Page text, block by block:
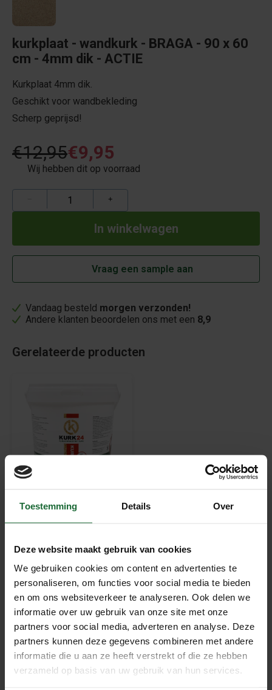
Toestemming Details Over
Deze website maakt gebruik van cookies
We gebruiken cookies om content en advertenties te
personaliseren, om functies voor social media te bieden
en om ons websiteverkeer te analyseren. Ook delen we
informatie over uw gebruik van onze site met onze
partners voor social media, adverteren en analyse. Deze
partners kunnen deze gegevens combineren met andere
informatie die u aan ze heeft verstrekt of die ze hebben
verzameld op basis van uw gebruik van hun services.
kurkplaat - wandkurk - BRAGA - 90 x 60
cm - 4mm dik - ACTIE
Kurkplaat 4mm dik.
Geschikt voor wandbekleding
Scherp geprijsd!
€12,95€9,95
Wij hebben dit op voorraad
+
Vraag een sample aan
Vandaag besteld morgen verzonden!
Andere klanten beoordelen ons met een 8,9
Gerelateerde producten
Kurk24 Tweezijdige
Beschrijving
Kurkplaat BRAGA
deze kurkplaat is 4mm. dik en heeft de afmetingen van 60
x 90 cm.
Geschikt om te gebruiken als wandkurk of voor andere
doeleinden.